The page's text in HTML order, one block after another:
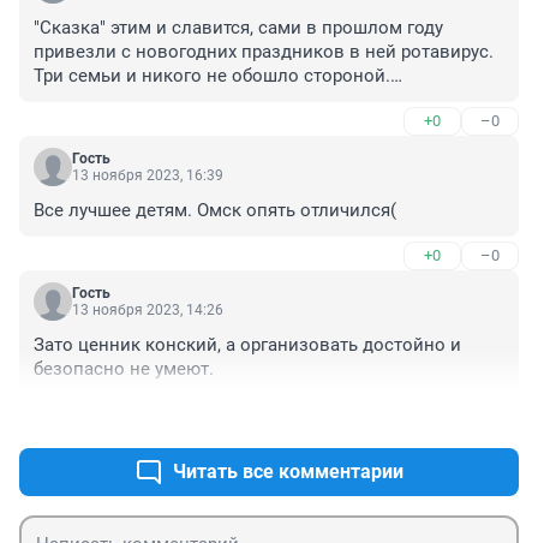
"Сказка" этим и славится, сами в прошлом году
привезли с новогодних праздников в ней ротавирус.
Три семьи и никого не обошло стороной.
+0 –0
Гость
13 ноября 2023, 16:39
Все лучшее детям. Омск опять отличился(
+0 –0
Гость
13 ноября 2023, 14:26
Зато ценник конский, а организовать достойно и
безопасно не умеют.
Читать все комментарии